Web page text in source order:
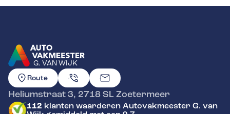
G. VAN WIJK
GA NAAR DE HOMEPAGINA
Route
Heliumstraat 3, 2718 SLZoetermeer
112 klanten waarderen Autovakmeester G. van